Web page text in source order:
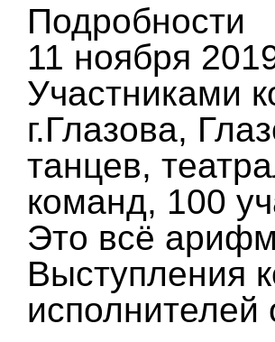
Подробности
11 ноября
Участниками
г.Глазова,
танцев,
команд, 100
Это всё
Выступления